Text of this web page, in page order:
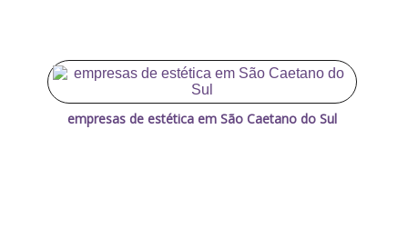
empresas de estética em São Caetano do Sul